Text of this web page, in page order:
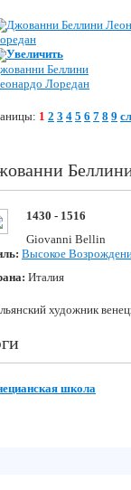
Увеличить
Беллини
Лоредан
1 2 3 4 5 6 7 8 9
1430 - 1516
Giovanni Bellin
Высокое
Италия
художник
школа